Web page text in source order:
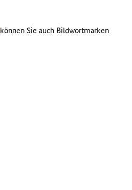
können Sie auch Bildwortmarken